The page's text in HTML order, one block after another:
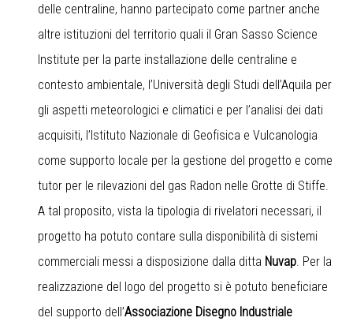
delle centraline, hanno partecipato come partner anche
altre istituzioni del territorio quali il Gran Sasso Science
Institute per la parte installazione delle centraline e
contesto ambientale, l’Università degli Studi dell’Aquila per
gli aspetti meteorologici e climatici e per l’analisi dei dati
acquisiti, l’Istituto Nazionale di Geofisica e Vulcanologia
come supporto locale per la gestione del progetto e come
tutor per le rilevazioni del gas Radon nelle Grotte di Stiffe.
A tal proposito, vista la tipologia di rivelatori necessari, il
progetto ha potuto contare sulla disponibilità di sistemi
commerciali messi a disposizione dalla ditta Nuvap . Per la
realizzazione del logo del progetto si è potuto beneficiare
del supporto dell’Associazione Disegno Industriale